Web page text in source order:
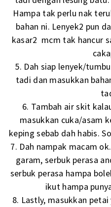
Hampa tak perlu nak
bahan ni. Lenyek2 pun
kasar2 mcm tak hancur
5. Dah siap lenyek/
tadi dan masukkan
6. Tambah air skit
masukkan cuka/asam
keping sebab dah habis.
7. Dah nampak macam
garam, serbuk perasa
serbuk perasa hampa
ikut hampa
8. Lastly, masukkan